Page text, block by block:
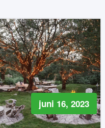
juni 16, 2023